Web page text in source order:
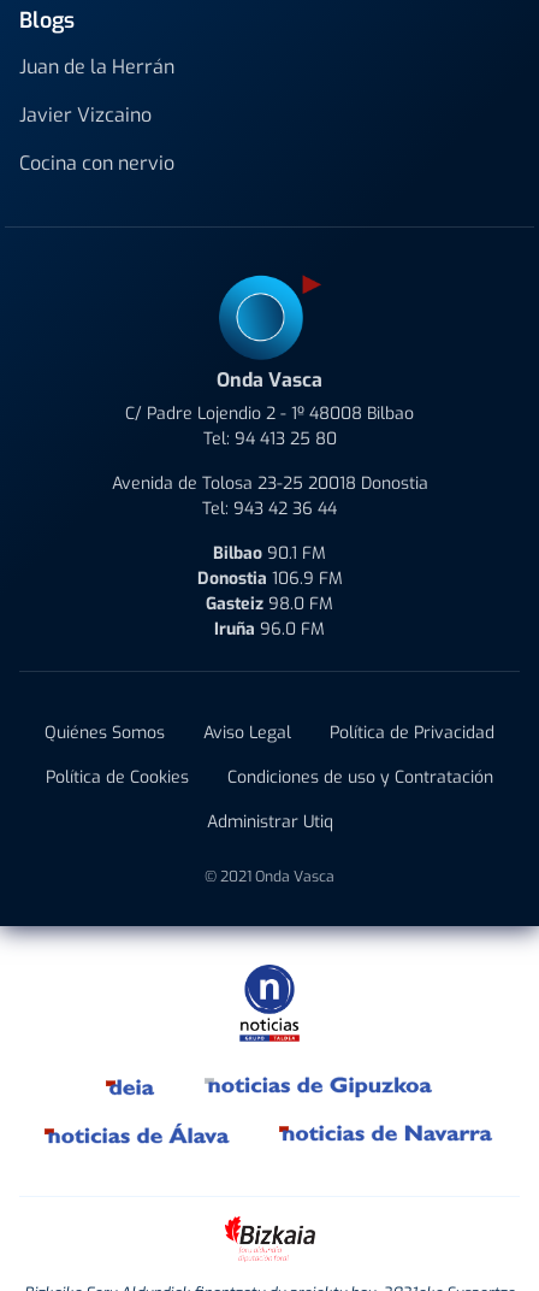
Blogs
Juan de la Herrán
Javier Vizcaino
Cocina con nervio
Onda Vasca
C/ Padre Lojendio 2 - 1º 48008 Bilbao
Tel: 94 413 25 80
Avenida de Tolosa 23-25 20018 Donostia
Tel: 943 42 36 44
Bilbao 90.1 FM
Donostia 106.9 FM
Gasteiz 98.0 FM
Iruña 96.0 FM
Quiénes Somos Aviso Legal
Política de Privacidad
Política de Cookies
Condiciones de uso y Contratación
Administrar Utiq
© 2021 Onda Vasca